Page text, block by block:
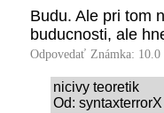
Budu. Ale pri tom
buducnosti, ale
Odpovedať Známka: 10.0
nicivy teoretik
Od: